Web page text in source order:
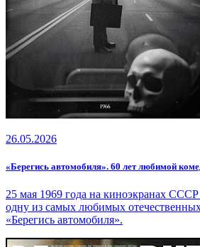
26.05.2026
«Берегись автомобиля». 60 лет любимой
25 мая 1969 года на киноэкранах
одну из самых любимых
«Берегись автомобиля».